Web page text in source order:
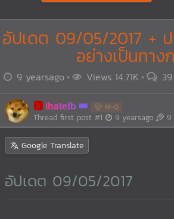
อัปเดต 09/05/2017 + ป
อย่างเป็นทาง
9 yearsago Views 14.71K
🅰️ ihatefb M-0
Thread first post #1 9 yearsago 9
Google Translate
อัปเดต 09/05/2017